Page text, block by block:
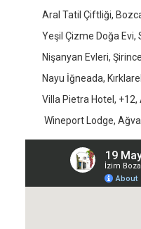
Aral Tatil Çiftliği,
Yeşil Çizme Doğa Evi,
Nişanyan Evleri, Şirince
Nayu İğneada,
Villa Pietra Hotel, +12,
Wineport Lodge, Ağva